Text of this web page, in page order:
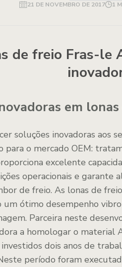
21 DE NOVEMBRO DE 2017
1
de freio Fras-le
em
soluções inovadoras aos
para o mercado OEM:
excelente
operacionais e garante
de freio. As lonas de
ótimo desempenho
Parceira neste
a homologar o material
dois anos de
período foram